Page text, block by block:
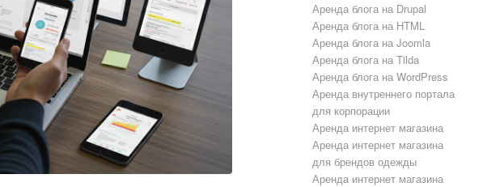
Аренда блога на Drupal
Аренда блога на HTML
Аренда блога на Joomla
Аренда блога на Tilda
Аренда блога на WordPress
Аренда внутреннего портала
для корпорации
Аренда интернет магазина
Аренда интернет магазина
для брендов одежды
Аренда интернет магазина